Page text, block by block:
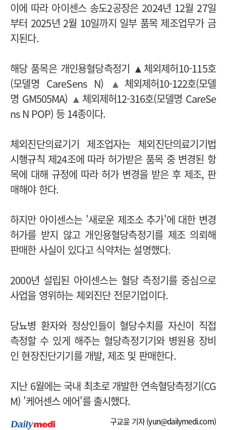
이에 따라 아이센스 송도2공장은 2024년 12월 27일
부터 2025년 2월 10일까지 일부 품목 제조업무가 금
지된다.
해당 품목은 개인용혈당측정기 ▲체외제허10-115호
(모델명 CareSens N)
▲ 체외제허10-122호(모델
명 GM505MA) ▲ 체외제허12-316호(모델명 CareSe
ns N POP) 등 14종이다.
체외진단의료기기 제조업자는 체외진단의료기기법
시행규칙 제24조에 따라 허가받은 품목 중 변경된 항
목에 대해 규정에 따라 허가 변경을 받은 후 제조, 판
매해야 한다.
하지만 아이센스는 '새로운 제조소 추가'에 대한 변경
허가를 받지 않고 개인용혈당측정기를 제조 의뢰해
판매한 사실이 있다고 식약처는 설명했다.
2000년 설립된 아이센스는 혈당 측정기를 중심으로
사업을 영위하는 체외진단 전문기업이다.
당뇨병 환자와 정상인들이 혈당수치를 자신이 직접
측정할 수 있게 해주는 혈당측정기기와 병원용 장비
인 현장진단기기를 개발, 제조 및 판매한다.
지난 6월에는 국내 최초로 개발한 연속혈당측정기(CG
M) '케어센스 에어'를 출시했다.
구교윤 기자 (yun@dailymedi.com)